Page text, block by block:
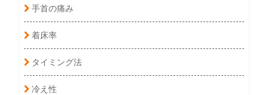
手首の痛み
着床率
タイミング法
冷え性